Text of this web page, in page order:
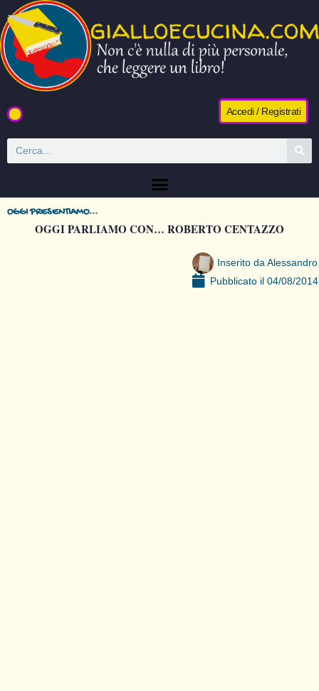
Accedi / Registrati
OGGI PRESENTIAMO...
OGGI PARLIAMO CON… ROBERTO CENTAZZO
Inserito da
Pubblicato il 04/08/2014